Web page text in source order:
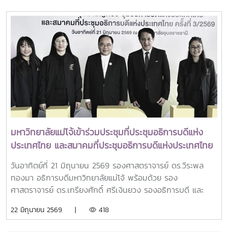
Research Expo 2026)" ครั้งที่ 21 ณ ห้องเวิลด์บอลรูม ชั้น ๒๓
โรงแรมเซ็นทาราแกรนด์และบางกอกคอนเวนชันเซ็นเตอร์
เซ็นทรัลเวิลด์ กรุงเทพฯ โดยได้รับเกียรติจาก ศาสตราจารย์
ดร.ยศชนัน วงศ์สวัสดิ์ ดำรงตำแหน่ง รองนายกรัฐมนตรี และ
รัฐมนตรีว่าการกระทรวงการอุดมศึกษา วิทยาศาสตร์ วิจัยและ
นวัตกรรม (อว.) เป็นผู้มอบเกียรติบัตรในพิธี การได้รับรอง
มาตรฐาน มตช./ข้อกำหนดเผยแพร่ 2001-2567 ของคลัง
สารสนเทศดิจิทัล AgriNova+ ในครั้งนี้ ถือเป็นอีกหนึ่งก้าว
สำคัญของ สำนักหอสมุด มหาวิทยาลัยแม่โจ้ ในการเป็นผู้นำด้าน
การจัดการข้อมูลสารสนเทศดิจิทัลที่มีคุณภาพและได้มาตรฐานใน
ระดับสากล
มหาวิทยาลัยแม่โจ้เข้าร่วมประชุมที่ประชุมอธิการบดีแห่ง
ประเทศไทย และสมาคมที่ประชุมอธิการบดีแห่งประเทศไทย
ครั้งที่ 3/2569 ณ มหาวิทยาลัยอุบลราชธานี
วันอาทิตย์ที่ 21 มิถุนายน 2569 รองศาสตราจารย์ ดร.วีระพล
ทองมา อธิการบดีมหาวิทยาลัยแม่โจ้ พร้อมด้วย รอง
ศาสตราจารย์ ดร.เกรียงศักดิ์ ศรีเงินยวง รองอธิการบดี และ
ร่วมประชุมที่ประชุมอธิการบดีแห่งประเทศไทย และสมาคมที่
22 มิถุนายน 2569 | 418